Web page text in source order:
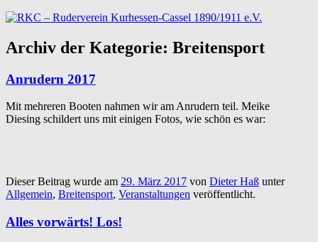
Archiv der Kategorie: Breitensport
Anrudern 2017
Mit mehreren Booten nahmen wir am Anrudern teil. Meike
Diesing schildert uns mit einigen Fotos, wie schön es war:
Dieser Beitrag wurde am 29. März 2017 von Dieter Haß unter
Allgemein, Breitensport, Veranstaltungen veröffentlicht.
Alles vorwärts! Los!